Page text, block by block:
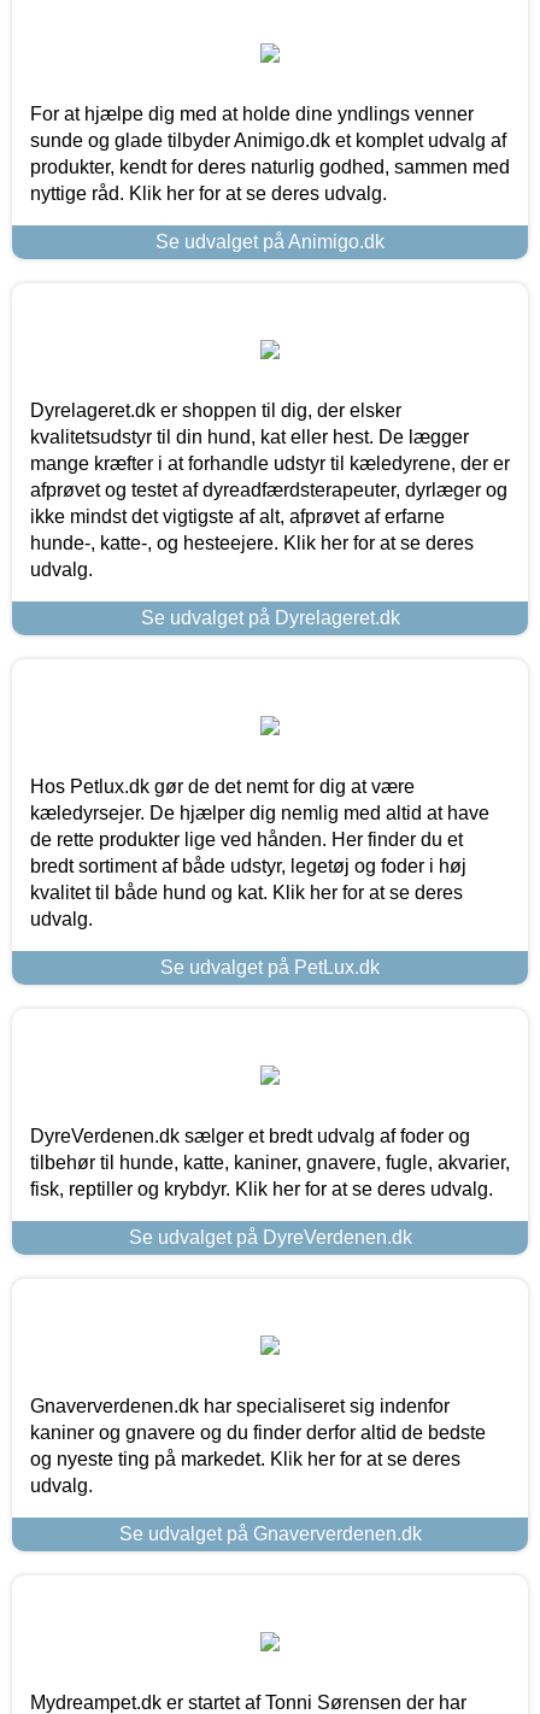
For at hjælpe dig med at holde dine yndlings venner
sunde og glade tilbyder Animigo.dk et komplet udvalg af
produkter, kendt for deres naturlig godhed, sammen med
nyttige råd. Klik her for at se deres udvalg.
Se udvalget på Animigo.dk
Dyrelageret.dk er shoppen til dig, der elsker
kvalitetsudstyr til din hund, kat eller hest. De lægger
mange kræfter i at forhandle udstyr til kæledyrene, der er
afprøvet og testet af dyreadfærdsterapeuter, dyrlæger og
ikke mindst det vigtigste af alt, afprøvet af erfarne
hunde-, katte-, og hesteejere. Klik her for at se deres
udvalg.
Se udvalget på Dyrelageret.dk
Hos Petlux.dk gør de det nemt for dig at være
kæledyrsejer. De hjælper dig nemlig med altid at have
de rette produkter lige ved hånden. Her finder du et
bredt sortiment af både udstyr, legetøj og foder i høj
kvalitet til både hund og kat. Klik her for at se deres
udvalg.
Se udvalget på PetLux.dk
DyreVerdenen.dk sælger et bredt udvalg af foder og
tilbehør til hunde, katte, kaniner, gnavere, fugle, akvarier,
fisk, reptiller og krybdyr. Klik her for at se deres udvalg.
Se udvalget på DyreVerdenen.dk
Gnaververdenen.dk har specialiseret sig indenfor
kaniner og gnavere og du finder derfor altid de bedste
og nyeste ting på markedet. Klik her for at se deres
udvalg.
Se udvalget på Gnaververdenen.dk
Mydreampet.dk er startet af Tonni Sørensen der har